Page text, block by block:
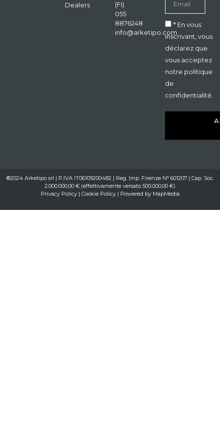
Dealers
(FI)
055
8876248
info@arketipo.com
* En vous
inscrivant, vous
déclarez que
vous acceptez
notre politique
de
confidentialité.
®2024 Arketipo srl | P.IVA IT06109200482 | Reg. Imp. Firenze N° 601207 | Cap. Soc.
2.000.000,00 € (effettivamente versato 500.000,00 €)
Privacy Policy| Cookie Policy| Powered by MapMedia